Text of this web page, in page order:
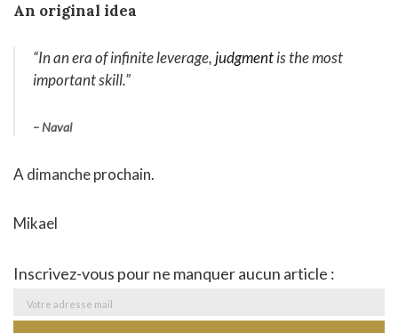
An original idea
“In an era of infinite leverage, judgmentis the most
important skill.”
– Naval
A dimanche prochain.
Mikael
Inscrivez-vous pour ne manquer aucun article :